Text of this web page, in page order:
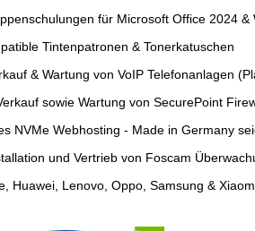
für Microsoft Office 2024 &
Tintenpatronen & Tonerkatuschen
& Wartung von VoIP Telefonanlagen
sowie Wartung von SecurePoint
NVMe Webhosting - Made in Germany
und Vertrieb von Foscam
Huawei, Lenovo, Oppo, Samsung &